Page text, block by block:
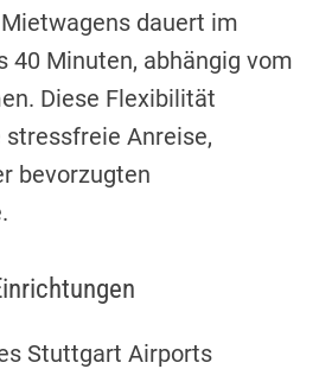
dauert im
40 Minuten, abhängig vom
Diese Flexibilität
Anreise,
bevorzugten
Stuttgart Airports